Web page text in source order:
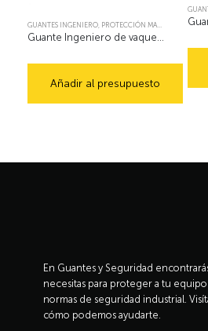
GUANTES INGENIERO, PROTECCIÓN MANUAL
Guante Ingeniero de vaqueta largo puño 10
Añadir al presupuesto
En Guantes y Seguridad
necesitas para proteger a tu
normas de seguridad industrial.
cómo podemos ayudarte.